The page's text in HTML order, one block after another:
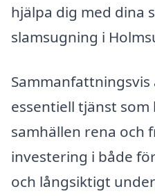
hjälpa dig med dina
slamsugning i
essentiell tjänst
samhällen rena och
investering i både
och långsiktigt